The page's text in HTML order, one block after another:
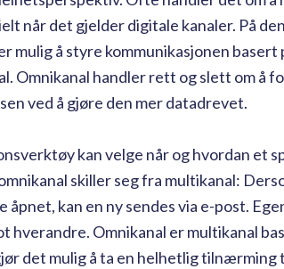
når det gjelder digitale kanaler. På
mulig å styre kommunikasjonen basert
Omnikanal handler rett og slett om å
ved å gjøre den mer datadrevet.
kan velge når og hvordan et
skiller seg fra multikanal:
kan en ny sendes via e-post.
hverandre. Omnikanal er multikanal
det mulig å ta en helhetlig tilnærming